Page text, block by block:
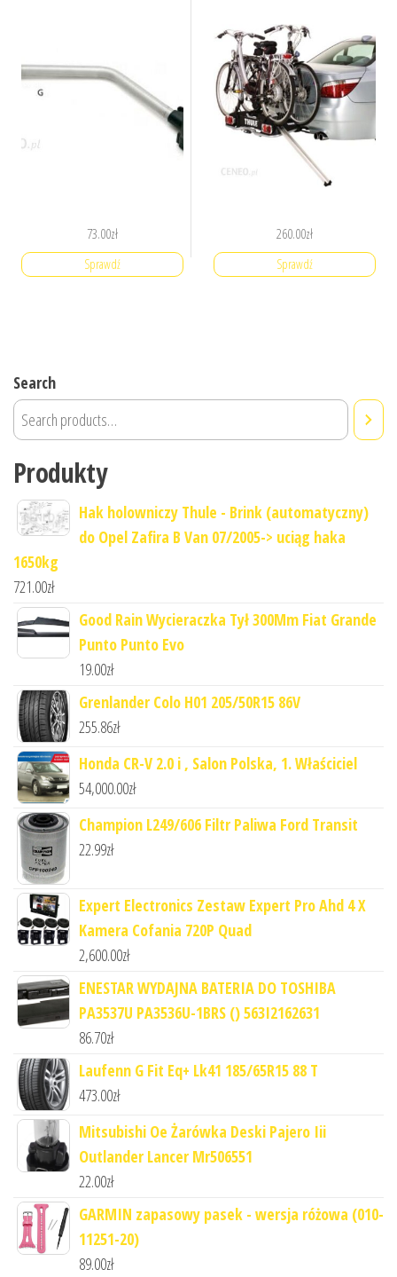
73.00zł
Sprawdź
260.00zł
Sprawdź
Search
Produkty
Hak holowniczy Thule - Brink (automatyczny)
do Opel Zafira B Van 07/2005-> uciąg haka
1650kg
721.00zł
Good Rain Wycieraczka Tył 300Mm Fiat Grande
Punto Punto Evo
19.00zł
Grenlander Colo H01 205/50R15 86V
255.86zł
Honda CR-V 2.0 i , Salon Polska, 1. Właściciel
54,000.00zł
Champion L249/606 Filtr Paliwa Ford Transit
22.99zł
Expert Electronics Zestaw Expert Pro Ahd 4 X
Kamera Cofania 720P Quad
2,600.00zł
ENESTAR WYDAJNA BATERIA DO TOSHIBA
PA3537U PA3536U-1BRS () 563I2162631
86.70zł
Laufenn G Fit Eq+ Lk41 185/65R15 88 T
473.00zł
Mitsubishi Oe Żarówka Deski Pajero Iii
Outlander Lancer Mr506551
22.00zł
GARMIN zapasowy pasek - wersja różowa (010-
11251-20)
89.00zł